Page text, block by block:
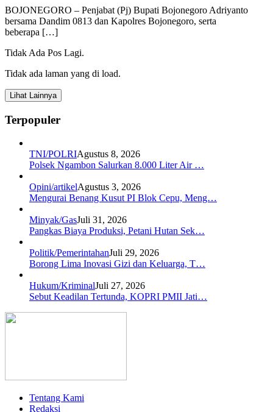
BOJONEGORO – Penjabat (Pj) Bupati Bojonegoro Adriyanto
bersama Dandim 0813 dan Kapolres Bojonegoro, serta
beberapa […]
Tidak Ada Pos Lagi.
Tidak ada laman yang di load.
Lihat Lainnya
Terpopuler
TNI/POLRIAgustus 8, 2026
Polsek Ngambon Salurkan 8.000 Liter Air …
Opini/artikelAgustus 3, 2026
Mengurai Benang Kusut PI Blok Cepu, Meng…
Minyak/GasJuli 31, 2026
Pangkas Biaya Produksi, Petani Hutan Sek…
Politik/PemerintahanJuli 29, 2026
Borong Lima Inovasi Gizi dan Keluarga, T…
Hukum/KriminalJuli 27, 2026
Sebut Keadilan Tertunda, KOPRI PMII Jati…
Tentang Kami
Redaksi